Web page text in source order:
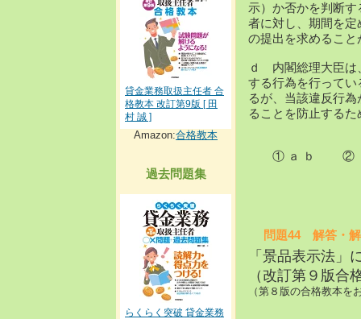
貸金業務取扱主任者 合
格教本 改訂第9版 [ 田
村 誠 ]
Amazon:合格教本
過去問題集
らくらく突破 貸金業務
示）か否かを判断
者に対し、期間を
の提出を求めること
ｄ 内閣総理大臣は
する行為を行って
るが、当該違反行
ることを防止する
① ａ ｂ ②
問題44 解答・
「景品表示法」
（改訂第９版合
（第８版の合格教本を